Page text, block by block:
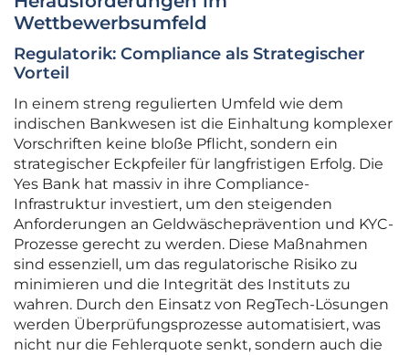
Wettbewerbsumfeld
Regulatorik: Compliance als Strategischer
Vorteil
In einem streng regulierten Umfeld wie dem
indischen Bankwesen ist die Einhaltung komplexer
Vorschriften keine bloße Pflicht, sondern ein
strategischer Eckpfeiler für langfristigen Erfolg. Die
Yes Bank hat massiv in ihre Compliance-
Infrastruktur investiert, um den steigenden
Anforderungen an Geldwäscheprävention und KYC-
Prozesse gerecht zu werden. Diese Maßnahmen
sind essenziell, um das regulatorische Risiko zu
minimieren und die Integrität des Instituts zu
wahren. Durch den Einsatz von RegTech-Lösungen
werden Überprüfungsprozesse automatisiert, was
nicht nur die Fehlerquote senkt, sondern auch die